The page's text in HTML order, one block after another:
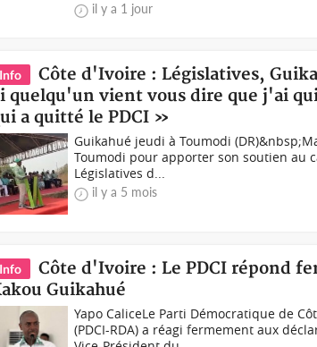
il y a 1 jour
Info
Côte d'Ivoire : Législatives,
quelqu'un vient vous dire que j'ai
a quitté le PDCI »
Guikahué jeudi à Toumodi
Toumodi pour apporter son soutien au
Législatives d...
il y a 5 mois
Info
Côte d'Ivoire : Le PDCI répond
Guikahué
Yapo CaliceLe Parti Démocratique de
(PDCI-RDA) a réagi fermement aux